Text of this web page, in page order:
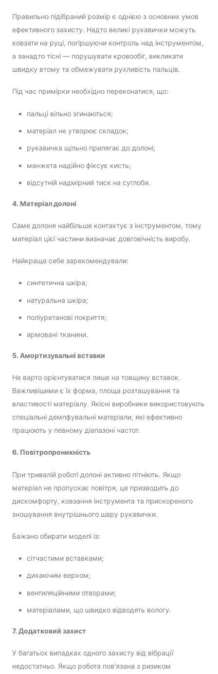
Правильно підібраний розмір є однією з основних умов
ефективного захисту. Надто великі рукавички можуть
ковзати на руці, погіршуючи контроль над інструментом,
а занадто тісні — порушувати кровообіг, викликати
швидку втому та обмежувати рухливість пальців.
Під час примірки необхідно переконатися, що:
пальці вільно згинаються;
матеріал не утворює складок;
рукавичка щільно прилягає до долоні;
манжета надійно фіксує кисть;
відсутній надмірний тиск на суглоби.
4. Матеріал долоні
Саме долоня найбільше контактує з інструментом, тому
матеріал цієї частини визначає довговічність виробу.
Найкраще себе зарекомендували:
синтетична шкіра;
натуральна шкіра;
поліуретанові покриття;
армовані тканини.
5. Амортизувальні вставки
Не варто орієнтуватися лише на товщину вставок.
Важливішими є їх форма, площа розташування та
властивості матеріалу. Якісні виробники використовують
спеціальні демпфувальні матеріали, які ефективно
працюють у певному діапазоні частот.
6. Повітропроникність
При тривалій роботі долоні активно пітніють. Якщо
матеріал не пропускає повітря, це призводить до
дискомфорту, ковзання інструмента та прискореного
зношування внутрішнього шару рукавички.
Бажано обирати моделі із:
сітчастими вставками;
дихаючим верхом;
вентиляційними отворами;
матеріалами, що швидко відводять вологу.
7. Додатковий захист
У багатьох випадках одного захисту від вібрації
недостатньо. Якщо робота пов'язана з ризиком